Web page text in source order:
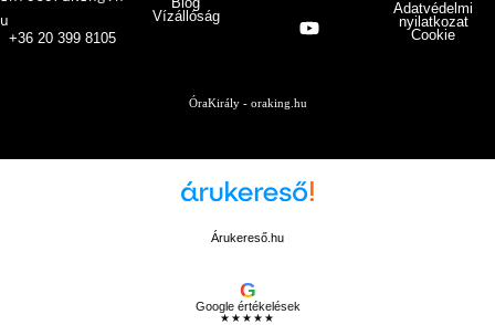
u
+36 20 399 8105
Vízállóság
Adatvédelmi
nyilatkozat
Cookie
ÓraKirály - oraking.hu
Árukereső.hu
G
Google értékelések
★★★★★